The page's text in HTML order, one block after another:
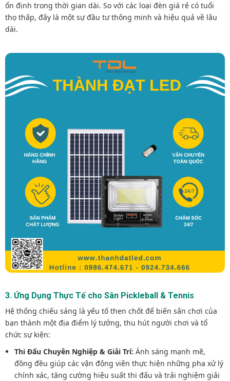
ổn định trong thời gian dài. So với các loại đèn giá rẻ có tuổi
thọ thấp, đây là một sự đầu tư thông minh và hiệu quả về lâu
dài.
3. Ứng Dụng Thực Tế cho Sân Pickleball & Tennis
Hệ thống chiếu sáng là yếu tố then chốt để biến sân chơi của
bạn thành một địa điểm lý tưởng, thu hút người chơi và tổ
chức sự kiện:
Thi Đấu Chuyên Nghiệp & Giải Trí: Ánh sáng mạnh mẽ,
đồng đều giúp các vận động viên thực hiện những pha xử lý
chính xác, tăng cường hiệu suất thi đấu và trải nghiệm giải